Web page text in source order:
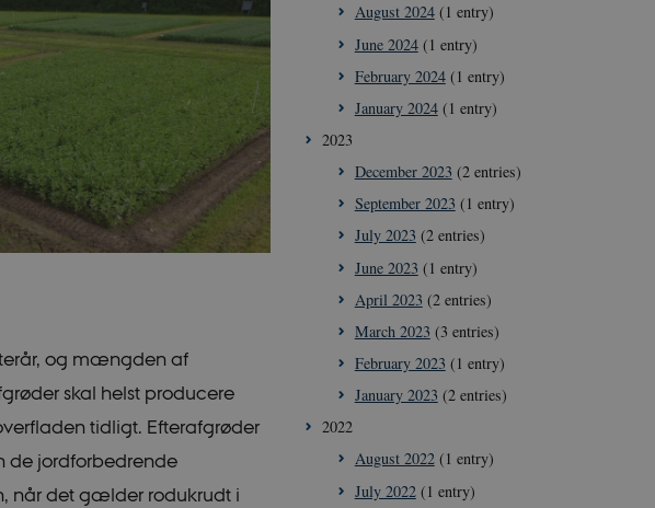
og mængden af
skal helst producere
tidligt. Efterafgrøder
de jordforbedrende
når det gælder rodukrudt i
August 2024(1 entry)
June 2024(1 entry)
February 2024(1 entry)
January 2024(1 entry)
2023
December 2023 (2 entries)
September 2023 (1 entry)
July 2023 (2 entries)
June 2023 (1 entry)
April 2023 (2 entries)
March 2023 (3 entries)
February 2023 (1 entry)
January 2023 (2 entries)
2022
August 2022(1 entry)
July 2022(1 entry)